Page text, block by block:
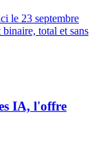
le 23 septembre
total et sans
IA, l'offre